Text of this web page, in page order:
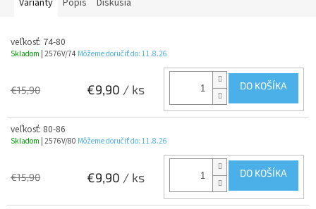
Varianty Popis Diskusia
veľkosť: 74-80
Skladom | 2576V/74 Môžeme doručiť do: 11.8.26
€15,90 €9,90 / ks DO KOŠÍKA
veľkosť: 80-86
Skladom | 2576V/80 Môžeme doručiť do: 11.8.26
€15,90 €9,90 / ks DO KOŠÍKA